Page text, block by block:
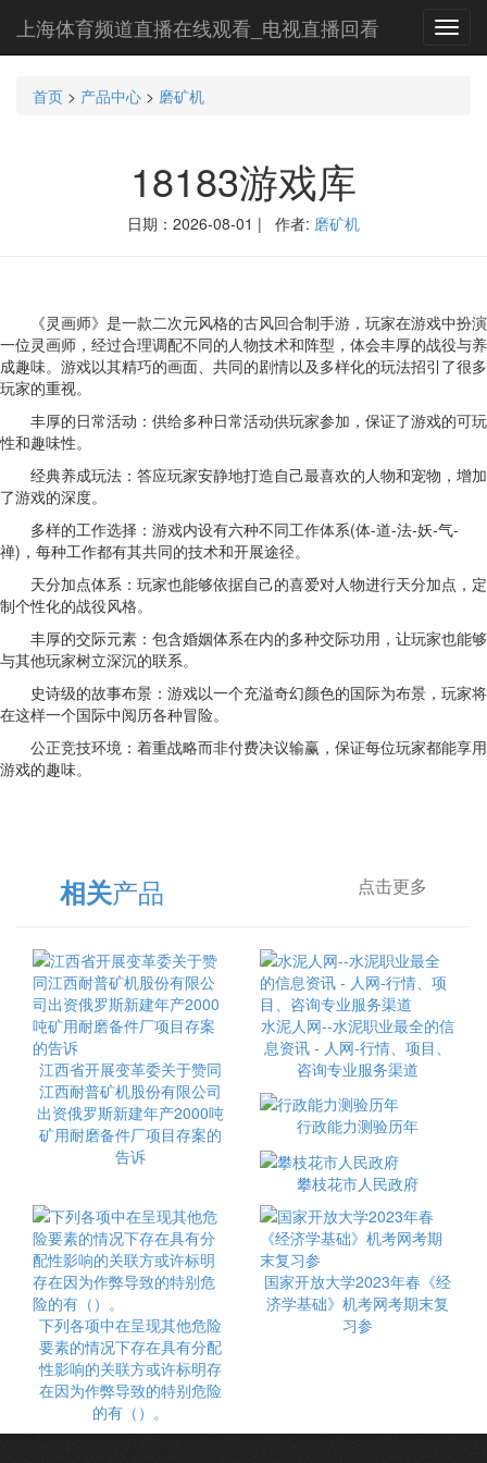
上海体育频道直播在线观看_电视直播回看
首页 > 产品中心 > 磨矿机
18183游戏库
日期：2026-08-01 | 作者: 磨矿机
《灵画师》是一款二次元风格的古风回合制手游，玩家在游戏中扮演
一位灵画师，经过合理调配不同的人物技术和阵型，体会丰厚的战役与养
成趣味。游戏以其精巧的画面、共同的剧情以及多样化的玩法招引了很多
玩家的重视。
丰厚的日常活动：供给多种日常活动供玩家参加，保证了游戏的可玩
性和趣味性。
经典养成玩法：答应玩家安静地打造自己最喜欢的人物和宠物，增加
了游戏的深度。
多样的工作选择：游戏内设有六种不同工作体系(体-道-法-妖-气-
禅)，每种工作都有其共同的技术和开展途径。
天分加点体系：玩家也能够依据自己的喜爱对人物进行天分加点，定
制个性化的战役风格。
丰厚的交际元素：包含婚姻体系在内的多种交际功用，让玩家也能够
与其他玩家树立深沉的联系。
史诗级的故事布景：游戏以一个充溢奇幻颜色的国际为布景，玩家将
在这样一个国际中阅历各种冒险。
公正竞技环境：着重战略而非付费决议输赢，保证每位玩家都能享用
游戏的趣味。
相关产品 点击更多
江西省开展变革委关于赞同
江西耐普矿机股份有限公司
出资俄罗斯新建年产2000吨
矿用耐磨备件厂项目存案的
告诉
水泥人网--水泥职业最全的信
息资讯 - 人网-行情、项目、
咨询专业服务渠道
行政能力测验历年
攀枝花市人民政府
下列各项中在呈现其他危险
要素的情况下存在具有分配
性影响的关联方或许标明存
在因为作弊导致的特别危险
的有（）。
国家开放大学2023年春《经
济学基础》机考网考期末复
习参